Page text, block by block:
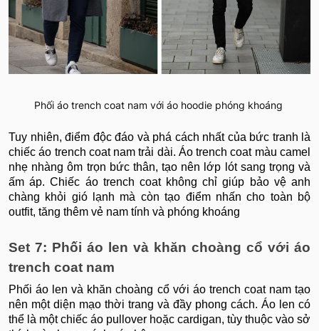
Phối áo trench coat nam với áo hoodie phóng khoáng
Tuy nhiên, điểm độc đáo và phá cách nhất của bức tranh là
chiếc áo trench coat nam trải dài. Áo trench coat màu camel
nhẹ nhàng ôm trọn bức thân, tạo nên lớp lót sang trọng và
ấm áp. Chiếc áo trench coat không chỉ giúp bảo vệ anh
chàng khỏi gió lạnh mà còn tạo điểm nhấn cho toàn bộ
outfit, tăng thêm vẻ nam tính và phóng khoáng
Set 7: Phối áo len và khăn choàng cổ với áo
trench coat nam
Phối áo len và khăn choàng cổ với áo trench coat nam tạo
nên một diện mạo thời trang và đầy phong cách. Áo len có
thể là một chiếc áo pullover hoặc cardigan, tùy thuộc vào sở